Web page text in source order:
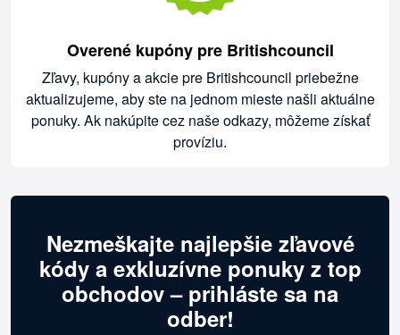
Overené kupóny pre Britishcouncil
Zľavy, kupóny a akcie pre Britishcouncil priebežne
aktualizujeme, aby ste na jednom mieste našli aktuálne
ponuky. Ak nakúpite cez naše odkazy, môžeme získať
províziu.
Nezmeškajte najlepšie zľavové
kódy a exkluzívne ponuky z top
obchodov – prihláste sa na
odber!